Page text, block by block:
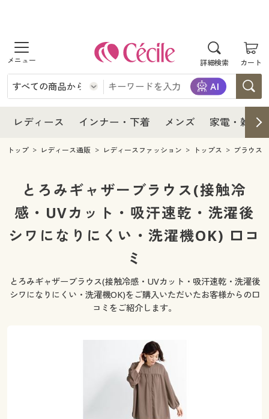
詳細検索 カート
商品を探す
レディース
レディースファッション
女性下着
インナー・下着
インナー・下着通販すべて
女性下着
メンズ下着
メンズ
メンズ通販すべて
メンズファッション
家電・雑貨
家電・雑貨すべて
キッチン・雑貨・日用品
寝具・インテリア・家具
家具・収納
美容・健康通販すべて
美容・健康・サプリメント
制服・スクール
レディース インナー・下着 メンズ 家電・雑貨
レディース
レディース通販すべて
レディースファッション
インナー・下着
インナー・下着通販すべて
ジュニア・ティーンズ下着
メンズ
メンズ下着
家電
キッチン・雑貨・日用品
寝具・インテリア・家具通販すべて
家具・収納
寝具・ベッド
カーテン・ラグ・ファブリック
美容・健康
美容・健康通販すべて
美容・健康・サプリメント
制服・スクール
制服・スクールすべて
大きいサイズ
大きいサイズ通販すべて
大きいサイズ レディース下着
トップ レディース通販 レディースファッション トップス ブラウス
とろみギャザーブラウス(接触冷
感・UVカット・吸汗速乾・洗濯後
シワになりにくい・洗濯機OK) 口コ
ミ
とろみギャザーブラウス(接触冷感・UVカット・吸汗速乾・洗濯後
シワになりにくい・洗濯機OK)をご購入いただいたお客様からの口
コミをご紹介します。